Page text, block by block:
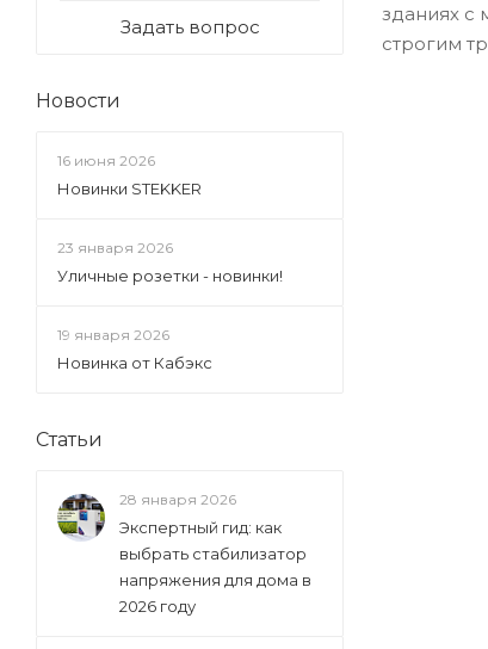
зданиях с
строгим
Задать вопрос
Новости
16 июня 2026
Новинки STEKKER
23 января 2026
Уличные розетки - новинки!
19 января 2026
Новинка от Кабэкс
Статьи
28 января 2026
Экспертный гид: как
выбрать стабилизатор
напряжения для дома в
2026 году